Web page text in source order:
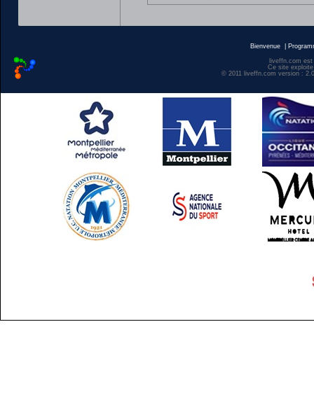
Bienvenue
liveffn.com
Ce site
© 2011 liveffn.com version :